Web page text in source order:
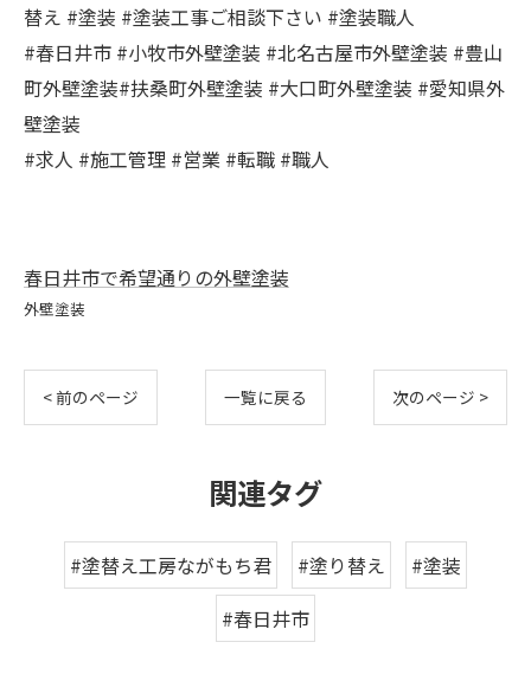
替え #塗装 #塗装工事ご相談下さい #塗装職人
#春日井市 #小牧市外壁塗装 #北名古屋市外壁塗装 #豊山
町外壁塗装#扶桑町外壁塗装 #大口町外壁塗装 #愛知県外
壁塗装
#求人 #施工管理 #営業 #転職 #職人
春日井市で希望通りの外壁塗装
外壁塗装
< 前のページ 一覧に戻る 次のページ >
関連タグ
#塗替え工房ながもち君 #塗り替え
#塗装
#春日井市